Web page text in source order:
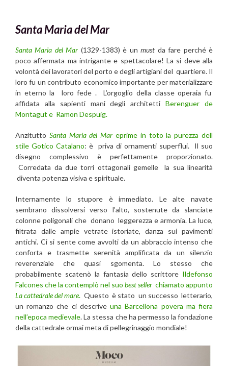
Santa Maria del Mar
Santa Maria del Mar (1329-1383) è unmust da fare perché è
poco affermata ma intrigante e spettacolare! La si deve alla
volontà dei lavoratori del porto e degli artigiani del quartiere. Il
loro fu un contributo economico importante per materializzare
in eterno la loro fede . L’orgoglio della classe operaia fu
affidata alla sapienti mani degli architettiBerenguer de
Montagut e Ramon Despuig.
Anzitutto Santa Maria del Mar eprime in toto la purezza dell
stile Gotico Catalano: è priva di ornamenti superflui. Il suo
disegno complessivo è perfettamente proporzionato.
Corredata da due torri ottagonali gemelle la sua linearità
diventa potenza visiva e spirituale.
Internamente lo stupore è immediato. Le alte navate
sembrano dissolversi verso l’alto, sostenute da slanciate
colonne poligonali che donano leggerezza e armonia. La luce,
filtrata dalle ampie vetrate istoriate, danza sui pavimenti
antichi. Ci si sente come avvolti da un abbraccio intenso che
conforta e trasmette serenità amplificata da un silenzio
reverenziale che quasi sgomenta. Lo stesso che
probabilmente scatenò la fantasia dello scrittore Ildefonso
Falcones che la contemplò nel suo best seller chiamato appunto
La cattedrale del mare. Questo è stato un successo letterario,
un romanzo che ci descriveuna Barcellona povera ma fiera
nell’epoca medievale. La stessa che ha permesso la fondazione
della cattedrale ormai meta di pellegrinaggio mondiale!